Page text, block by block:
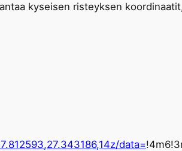
kyseisen risteyksen
data=